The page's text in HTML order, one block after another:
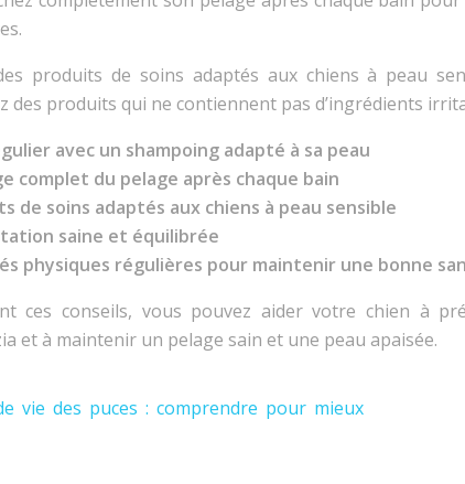
produits de soins adaptés aux chiens à peau
des produits qui ne contiennent pas d’ingrédients
avec un shampoing adapté à sa peau
complet du pelage après chaque bain
de soins adaptés aux chiens à peau sensible
saine et équilibrée
physiques régulières pour maintenir une bonne
ces conseils, vous pouvez aider votre chien à
et à maintenir un pelage sain et une peau apaisée.
vie des puces : comprendre pour mieux